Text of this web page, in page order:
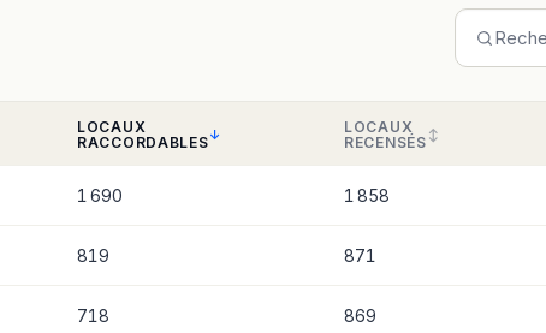
LOCAUX
RACCORDABLES
LOCAUX
RECENSÉS
1 690 1 858
819 871
718 869